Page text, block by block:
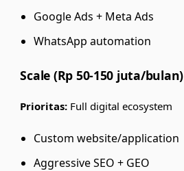
Google Ads + Meta Ads
WhatsApp automation
Scale (Rp 50-150 juta/bulan)
Prioritas: Full digital ecosystem
Custom website/application
Aggressive SEO + GEO